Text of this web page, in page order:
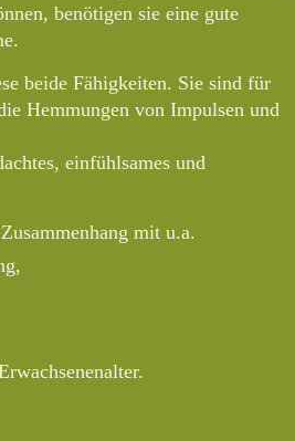
benötigen sie eine gute
beide Fähigkeiten. Sie sind für
Hemmungen von Impulsen und
einfühlsames und
mit u.a.